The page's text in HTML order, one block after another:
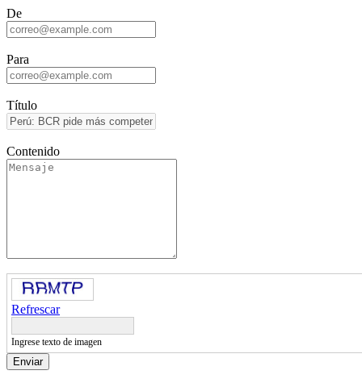
De
Para
Título
Contenido
Refrescar
Ingrese texto de imagen